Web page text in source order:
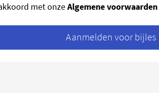
met onzeAlgemene voorwaarden
Aanmelden voor bijles